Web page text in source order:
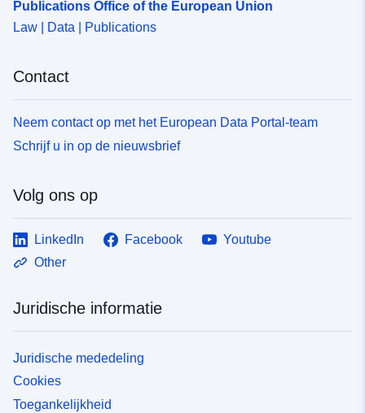
raadplegen dat gewijd is aan de opslagplaatsen van
waterlichamen: http://www.sandre.eaufrance.fr/urn.php?
Publications Office of the European Union
Law | Data | Publications
Contact
Neem contact op met het European Data Portal-team
Schrijf u in op de nieuwsbrief
Volg ons op
LinkedIn Facebook
Youtube
Other
Juridische informatie
Juridische mededeling
Cookies
Toegankelijkheid